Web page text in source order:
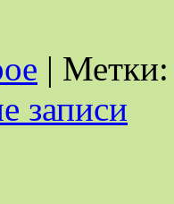
| Метки:
записи